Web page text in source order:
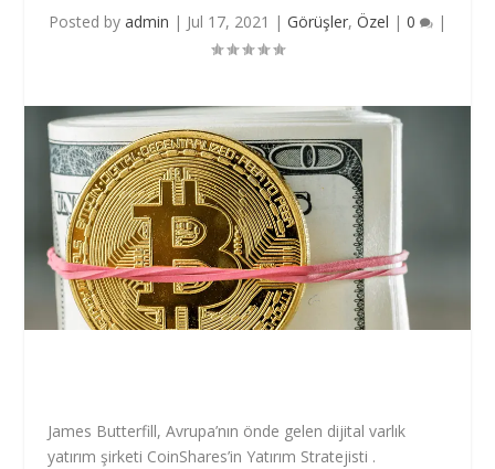
Posted by admin | Jul 17, 2021 | Görüşler, Özel | 0 |
James Butterfill, Avrupa’nın önde gelen dijital varlık
yatırım şirketi CoinShares’in Yatırım Stratejisti .